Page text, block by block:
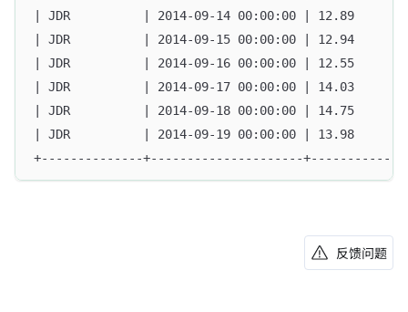
| JDR          | 2014-09-14 00:00:00 | 12.89
| JDR          | 2014-09-15 00:00:00 | 12.94
| JDR          | 2014-09-16 00:00:00 | 12.55
| JDR          | 2014-09-17 00:00:00 | 14.03
| JDR          | 2014-09-18 00:00:00 | 14.75
| JDR          | 2014-09-19 00:00:00 | 13.98
+--------------+---------------------
反馈问题